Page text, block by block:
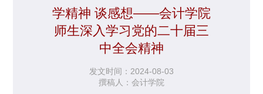
学精神 谈感想——会计学院
师生深入学习党的二十届三
中全会精神
发文时间：2024-08-03
撰稿人：会计学院